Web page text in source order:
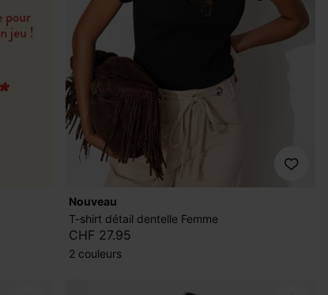
nouveau
T-shirt détail dentelle Femme
CHF 27.95
2 couleurs